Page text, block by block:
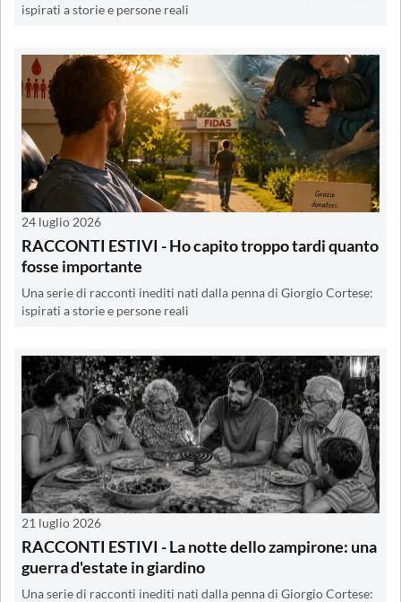
ispirati a storie e persone reali
24 luglio 2026
RACCONTI ESTIVI - Ho capito troppo tardi quanto
fosse importante
Una serie di racconti inediti nati dalla penna di Giorgio Cortese:
ispirati a storie e persone reali
21 luglio 2026
RACCONTI ESTIVI - La notte dello zampirone: una
guerra d'estate in giardino
Una serie di racconti inediti nati dalla penna di Giorgio Cortese: